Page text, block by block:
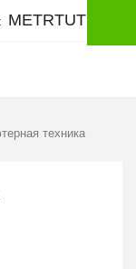
METRTUT
техника